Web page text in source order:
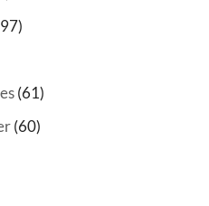
(61)
(60)